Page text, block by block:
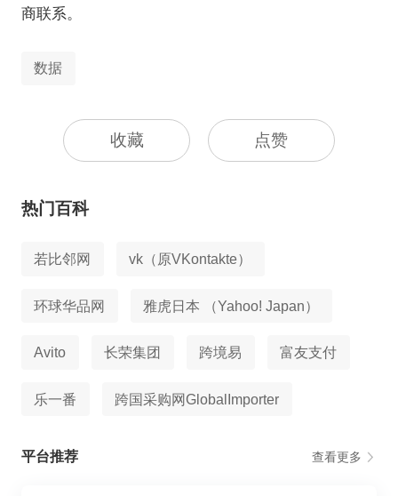
商联系。
数据
收藏 点赞
热门百科
若比邻网 vk（原VKontakte）
环球华品网 雅虎日本 （Yahoo! Japan）
Avito 长荣集团 跨境易 富友支付
乐一番 跨国采购网GlobalImporter
平台推荐 查看更多